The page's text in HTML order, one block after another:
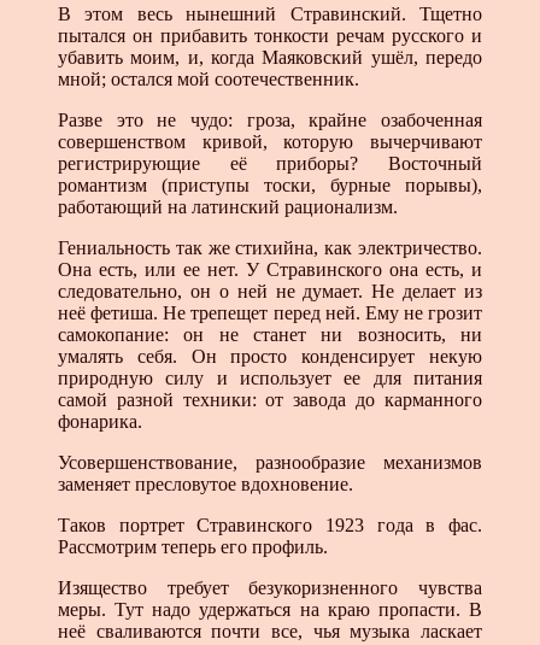
В этом весь нынешний Стравинский. Тщетно
пытался он прибавить тонкости речам русского и
убавить моим, и, когда Маяковский ушёл, передо
мной; остался мой соотечественник.
Разве это не чудо: гроза, крайне озабоченная
совершенством кривой, которую вычерчивают
регистрирующие её приборы? Восточный
романтизм (приступы тоски, бурные порывы),
работающий на латинский рационализм.
Гениальность так же стихийна, как электричество.
Она есть, или ее нет. У Стравинского она есть, и
следовательно, он о ней не думает. Не делает из
неё фетиша. Не трепещет перед ней. Ему не грозит
самокопание: он не станет ни возносить, ни
умалять себя. Он просто конденсирует некую
природную силу и использует ее для питания
самой разной техники: от завода до карманного
фонарика.
Усовершенствование, разнообразие механизмов
заменяет пресловутое вдохновение.
Таков портрет Стравинского 1923 года в фас.
Рассмотрим теперь его профиль.
Изящество требует безукоризненного чувства
меры. Тут надо удержаться на краю пропасти. В
неё сваливаются почти все, чья музыка ласкает